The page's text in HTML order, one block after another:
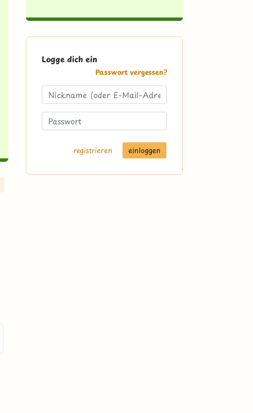
Logge dich ein
Passwort vergessen?
registrieren